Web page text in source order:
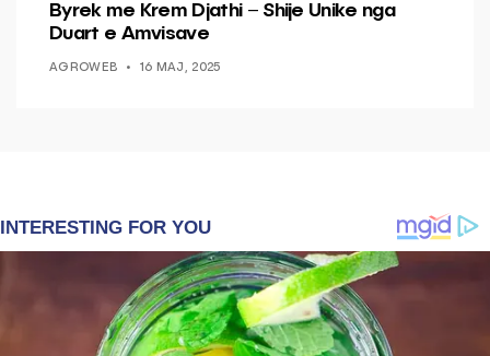
Byrek me Krem Djathi – Shije Unike nga
Duart e Amvisave
AGROWEB 16 MAJ, 2025